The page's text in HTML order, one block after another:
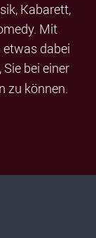
Kabarett,
Mit
dabei
bei einer
zu können.